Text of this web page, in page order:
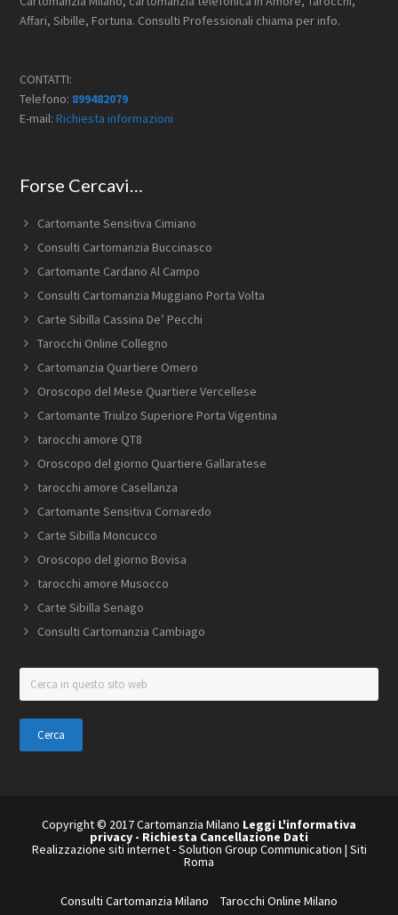
Affari, Sibille, Fortuna. Consulti Professionali chiama per info.
CONTATTI:
Telefono: 899482079
E-mail:Richiesta informazioni
Forse Cercavi…
Cartomante Sensitiva Cimiano
Consulti Cartomanzia Buccinasco
Cartomante Cardano Al Campo
Consulti Cartomanzia Muggiano Porta Volta
Carte Sibilla Cassina De’ Pecchi
Tarocchi Online Collegno
Cartomanzia Quartiere Omero
Oroscopo del Mese Quartiere Vercellese
Cartomante Triulzo Superiore Porta Vigentina
tarocchi amore QT8
Oroscopo del giorno Quartiere Gallaratese
tarocchi amore Casellanza
Cartomante Sensitiva Cornaredo
Carte Sibilla Moncucco
Oroscopo del giorno Bovisa
tarocchi amore Musocco
Carte Sibilla Senago
Consulti Cartomanzia Cambiago
Cerca
in
questo
sito
web
Copyright © 2017 Cartomanzia Milano Leggi L'informativa
privacy - Richiesta Cancellazione Dati
Realizzazione siti internet-Solution Group Communication | Siti
Roma
Consulti Cartomanzia Milano Tarocchi Online Milano